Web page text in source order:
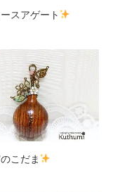
スアゲート
こだま